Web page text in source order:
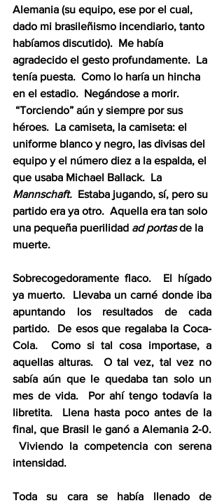
Alemania (su equipo, ese por el cual,
dado mi brasileñismo incendiario, tanto
habíamos discutido).  Me había
agradecido el gesto profundamente.  La
tenía puesta.  Como lo haría un hincha
en el estadio.  Negándose a morir.
“Torciendo” aún y siempre por sus
héroes.  La camiseta, la camiseta: el
uniforme blanco y negro, las divisas del
equipo y el número diez a la espalda, el
que usaba Michael Ballack.  La
Mannschaft. Estaba jugando, sí, pero su
partido era ya otro.  Aquella era tan solo
una pequeña puerilidad ad portas de la
muerte.
Sobrecogedoramente flaco.  El hígado
ya muerto.  Llevaba un carné donde iba
apuntando los resultados de cada
partido.  De esos que regalaba la Coca-
Cola.  Como si tal cosa importase, a
aquellas alturas.  O tal vez, tal vez no
sabía aún que le quedaba tan solo un
mes de vida.  Por ahí tengo todavía la
libretita.  Llena hasta poco antes de la
final, que Brasil le ganó a Alemania 2-0.
Viviendo la competencia con serena
intensidad.
Toda su cara se había llenado de